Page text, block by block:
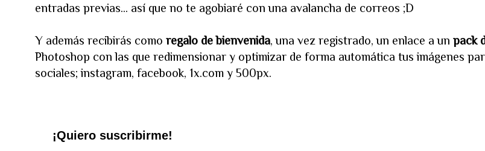
entradas previas... así que no te agobiaré con una avalancha de correos ;D
Y además recibirás como regalo de bienvenida, una vez registrado, un enlace a un pack
Photoshop con las que redimensionar y optimizar de forma automática tus imágenes
sociales; instagram, facebook, 1x.com y 500px.
¡Quiero suscribirme!